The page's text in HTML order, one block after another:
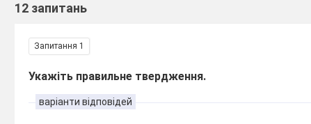
12 запитань
Запитання 1
Укажіть правильне твердження.
варіанти відповідей